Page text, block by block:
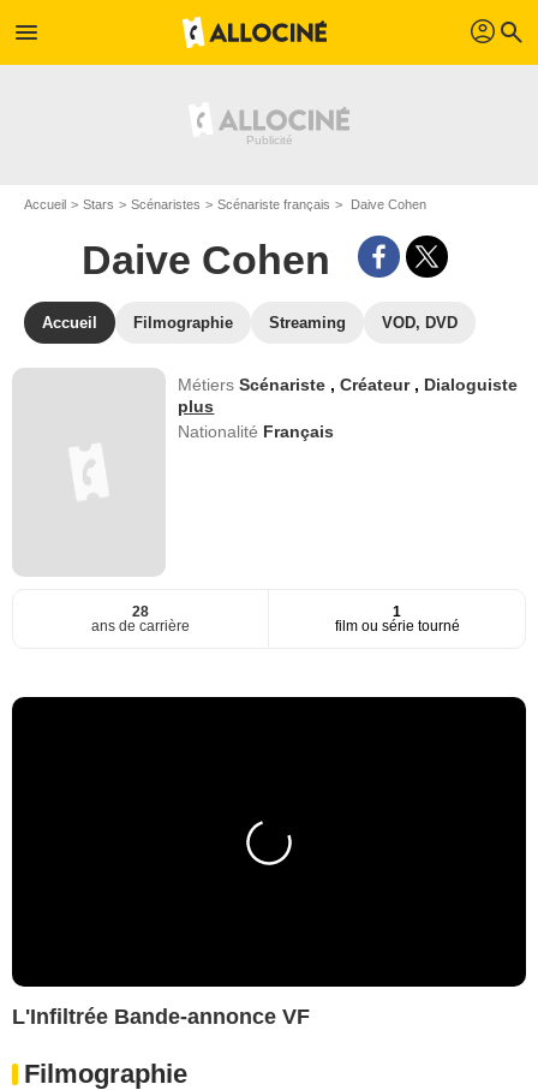
menu profil search
Accueil Stars Scénaristes Scénariste français Daive Cohen
Daive Cohen
Accueil Filmographie Streaming VOD, DVD
MétiersScénariste ,Créateur , Dialoguiste
plus
Nationalité Français
28
ans de carrière
1
film ou série tourné
L'Infiltrée Bande-annonce VF
Filmographie